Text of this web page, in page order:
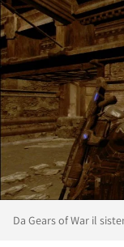
Da Gears of War il